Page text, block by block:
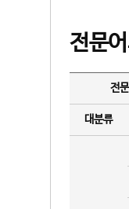
전문
전
대분류